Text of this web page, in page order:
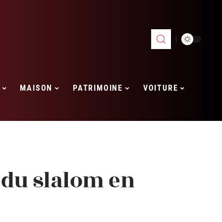
MAISON PATRIMOINE VOITURE
slalom en